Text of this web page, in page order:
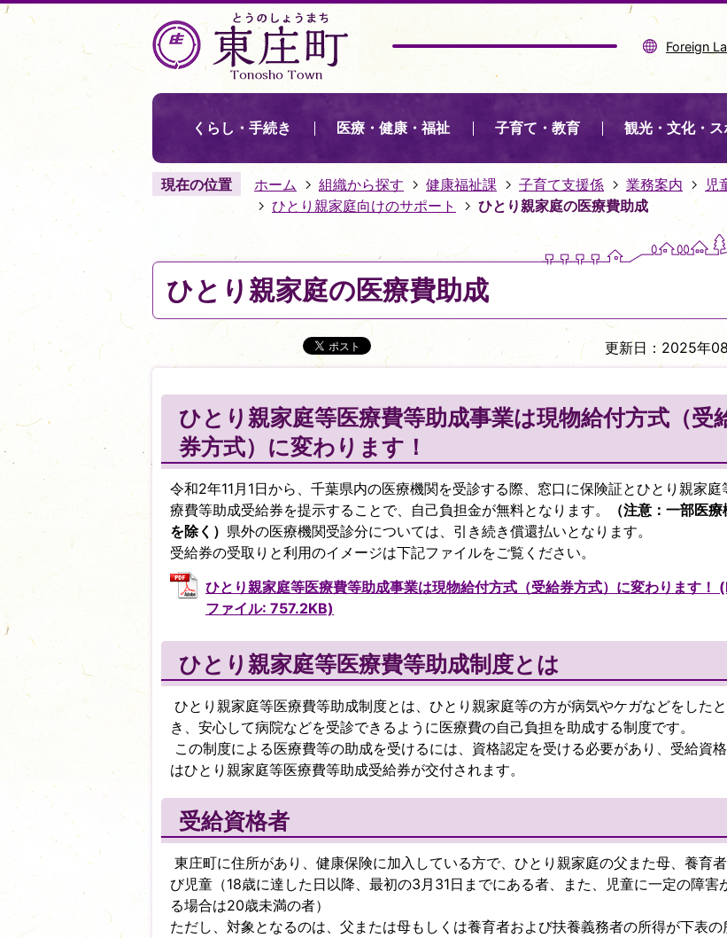
Foreign
くらし・手続き 医療・健康・福祉 子育て・教育 観光・文化・ス
現在の位置 ホーム 組織から探す 健康福祉課 子育て支援係 業務案内
児
ひとり親家庭向けのサポート
ひとり親家庭の医療費助成
ひとり親家庭の医療費助成
更新日：2025年
ひとり親家庭等医療費等助成事業は現物給付方式（受
券方式）に変わります！
令和2年11月1日から、千葉県内の医療機関を受診する際、窓口に保険証とひとり親家庭
療費等助成受給券を提示することで、自己負担金が無料となります。
（注意：一部医療
を除く） 県外の医療機関受診分については、引き続き償還払いとなります。
受給券の受取りと利用のイメージは下記ファイルをご覧ください。
ひとり親家庭等医療費等助成事業は現物給付方式（受給券方式）に変わります！
ファイル: 757.2KB)
ひとり親家庭等医療費等助成制度とは
ひとり親家庭等医療費等助成制度とは、ひとり親家庭等の方が病気やケガなどをしたと
き、安心して病院などを受診できるように医療費の自己負担を助成する制度です。
この制度による医療費等の助成を受けるには、資格認定を受ける必要があり、受給資
はひとり親家庭等医療費等助成受給券が交付されます。
受給資格者
東庄町に住所があり、健康保険に加入している方で、ひとり親家庭の父また母、養育
び児童（18歳に達した日以降、最初の3月31日までにある者、また、児童に一定の障害
る場合は20歳未満の者）
ただし、対象となるのは、父または母もしくは養育者および扶養義務者の所得が下表の